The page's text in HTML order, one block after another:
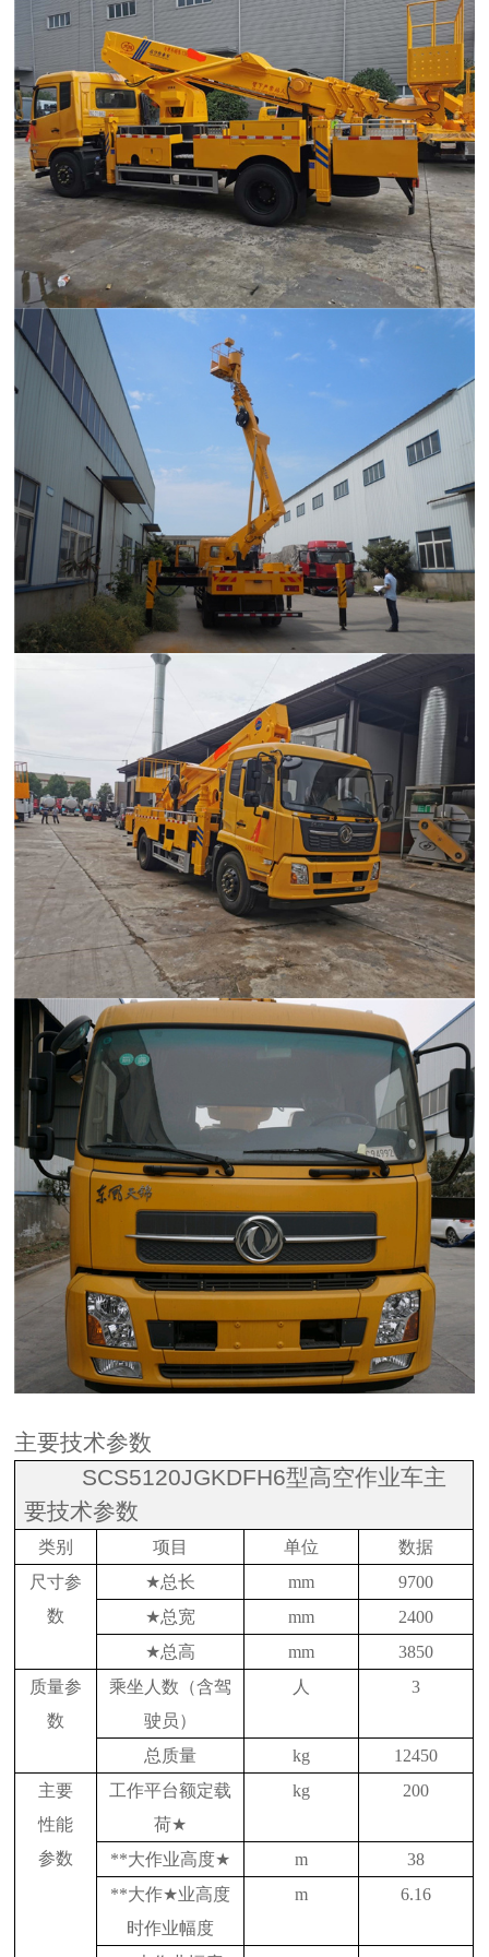
主要技术参数
SCS5120JGKDFH6型高空作业车主
要技术参数
类别 项目 单位
数据
尺寸参
数
★总长 mm
9700
★总宽 mm
2400
★总高 mm
3850
质量参
数
乘坐人数（含驾
驶员）
人 3
总质量 kg
12450
主要
性能
参数
工作平台额定载
荷★
kg 200
**大作业高度★ m
38
**大作★业高度
时作业幅度
m 6.16